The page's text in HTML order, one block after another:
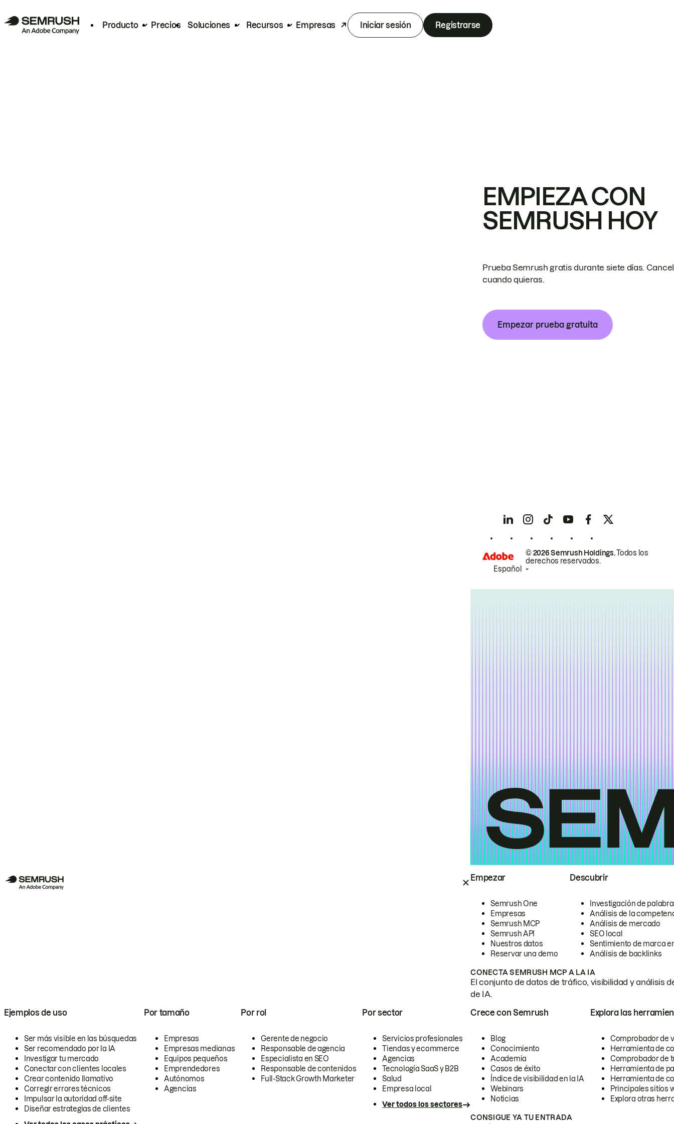
Producto Precios Soluciones Recursos Empresas Iniciar sesión Registrarse
Empezar
Semrush One
Empresas
Semrush MCP
Semrush API
Nuestros datos
Reservar una demo
Descubrir
Investigación de
Análisis de la
Análisis de mercado
SEO local
Sentimiento de marca
Análisis de backlinks
CONECTA SEMRUSH MCP A LA IA
El conjunto de datos de tráfico, visibilidad y análisis
de IA.
Ejemplos de uso
Ser más visible en las búsquedas
Ser recomendado por la IA
Investigar tu mercado
Conectar con clientes locales
Crear contenido llamativo
Corregir errores técnicos
Impulsar la autoridad off-site
Diseñar estrategias de clientes
Por tamaño
Empresas
Empresas medianas
Equipos pequeños
Emprendedores
Autónomos
Agencias
Por rol
Gerente de negocio
Responsable de agencia
Especialista en SEO
Responsable de contenidos
Full-Stack Growth Marketer
Por sector
Servicios profesionales
Tiendas y ecommerce
Agencias
Tecnología SaaS y B2B
Salud
Empresa local
Ver todos los sectores
Crece con Semrush
Blog
Conocimiento
Academia
Casos de éxito
Índice de visibilidad en la IA
Webinars
Noticias
Explora las
Comprobador de
Herramienta de
Comprobador de
Herramienta de
Herramienta de
Principales sitios
Explora otras
CONSIGUE YA TU ENTRADA
EMPIEZA CON
SEMRUSH HOY
Prueba Semrush gratis durante siete días.
cuando quieras.
Empezar prueba gratuita
© 2026 Semrush Holdings.Todos los
derechos reservados.
Español